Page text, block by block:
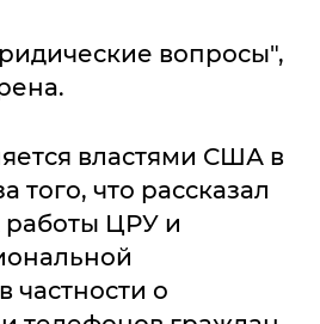
вопросы",
властями США в
того, что рассказал
ЦРУ и
частности о